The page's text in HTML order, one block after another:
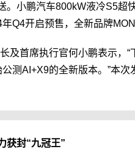
。小鹏汽车800kW液冷S5超
Q4开启预售，全新品牌
及首席执行官何小鹏表示，
测AI+X9的全新版本。”本
获封“九冠王”